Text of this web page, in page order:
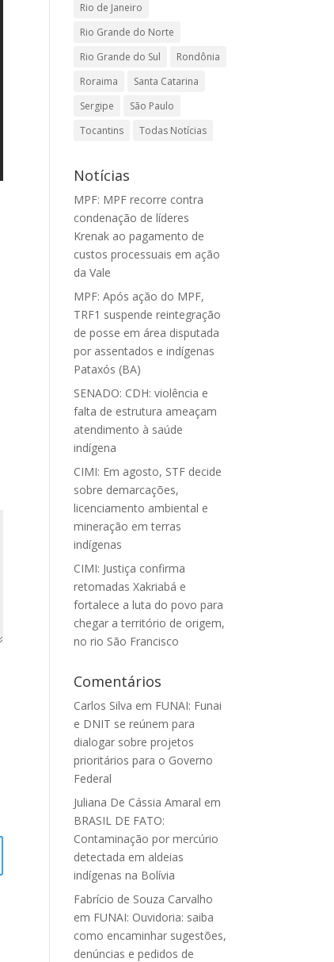
Rio de Janeiro
Rio Grande do Norte
Rio Grande do Sul
Rondônia
Roraima
Santa Catarina
Sergipe
São Paulo
Tocantins
Todas Notícias
Notícias
MPF: MPF recorre contra
condenação de líderes
Krenak ao pagamento de
custos processuais em ação
da Vale
MPF: Após ação do MPF,
TRF1 suspende reintegração
de posse em área disputada
por assentados e indígenas
Pataxós (BA)
SENADO: CDH: violência e
falta de estrutura ameaçam
atendimento à saúde
indígena
CIMI: Em agosto, STF decide
sobre demarcações,
licenciamento ambiental e
mineração em terras
indígenas
CIMI: Justiça confirma
retomadas Xakriabá e
fortalece a luta do povo para
chegar a território de origem,
no rio São Francisco
Comentários
Carlos Silva em FUNAI: Funai
e DNIT se reúnem para
dialogar sobre projetos
prioritários para o Governo
Federal
Juliana De Cássia Amaral em
BRASIL DE FATO:
Contaminação por mercúrio
detectada em aldeias
indígenas na Bolívia
Fabrício de Souza Carvalho
em FUNAI: Ouvidoria: saiba
como encaminhar sugestões,
denúncias e pedidos de